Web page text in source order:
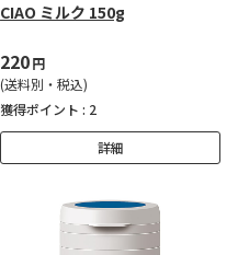
CIAO ミルク 150g
220円
(送料別・税込)
獲得ポイント : 2
詳細